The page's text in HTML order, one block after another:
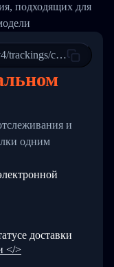
03-08 04: 22: 00",
"Departed
03-06 15:28:00",
"Shipment
подходящих для
trackings/create
и
одним
доставки
</>